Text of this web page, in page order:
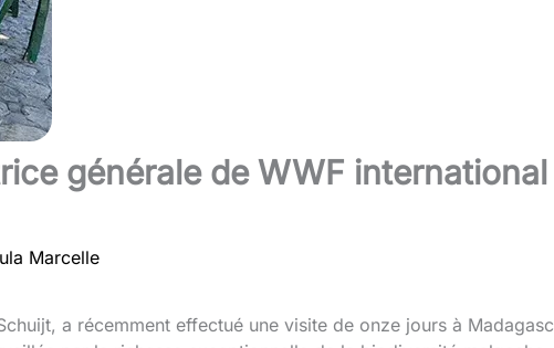
générale de WWF international
Marcelle
a récemment effectué une visite de onze jours à